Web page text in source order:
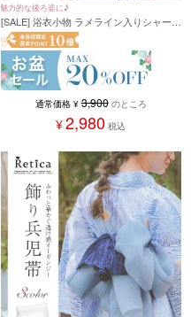
魅力的な後ろ姿に♪
[SALE] 浴衣小物 ラメライン入りシャーリ
ング飾り兵児帯 (ホワイト/ブラック)
通常価格 ¥ 3,900 のところ
¥2,980 税込